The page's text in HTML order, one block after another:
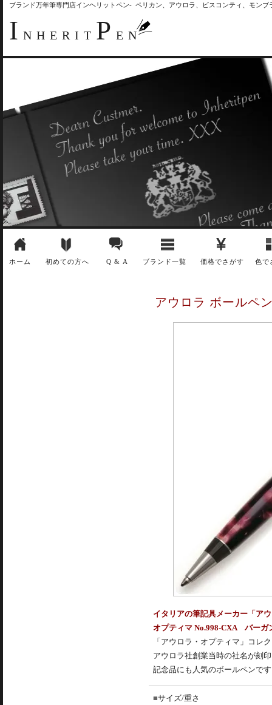
ブランド万年筆専門店インヘリットペン- ペリカン、アウロラ、ビスコンティ、モン
I NHERIT P EN
ホーム 初めての方へ Q & A ブランド一覧 価格でさがす 色で
アウロラ ボールペ
イタリアの筆記具メーカー「ア
オプティマ No.998-CXA バーガ
「 アウロラ ・オプティマ」コレ
アウロラ社創業当時の社名が刻
記念品にも人気のボールペンで
サイズ/重さ